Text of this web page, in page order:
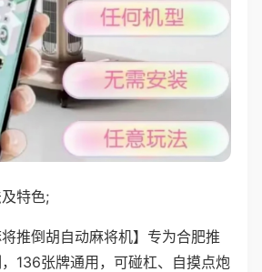
特色;
将推倒胡自动麻将机】专为合肥推
136张牌通用，可碰杠、自摸点炮